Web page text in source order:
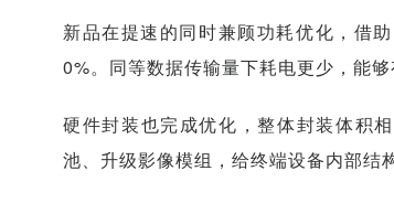
新品在提速的同时兼顾功耗优化，借
0%。同等数据传输量下耗电更少，能
硬件封装也完成优化，整体封装体积
池、升级影像模组，给终端设备内部结